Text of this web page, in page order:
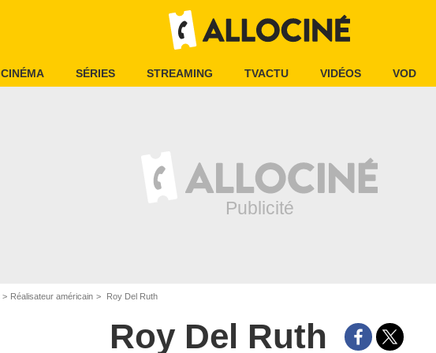
CINÉMA SÉRIES STREAMING TVACTU VIDÉOS VOD
Réalisateur américain Roy Del Ruth
Roy Del Ruth